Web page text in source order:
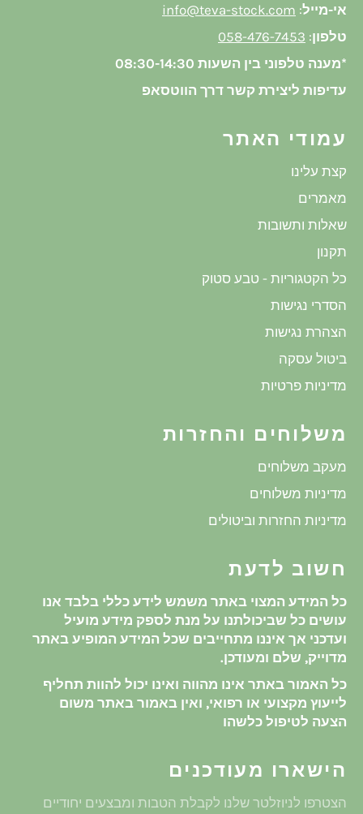
אי-מייל:
info@teva-stock.com
טלפון:
058-476-7453
*מענה טלפוני בין השעות 08:30-14:30
עדיפות ליצירת קשר דרך הווטסאפ
עמודי האתר
קצת עלינו
מאמרים
שאלות ותשובות
תקנון
כל הקטגוריות - טבע סטוק
הסדרי נגישות
הצהרת נגישות
ביטול עסקה
מדיניות פרטיות
משלוחים והחזרות
מעקב משלוחים
מדיניות משלוחים
מדיניות החזרות וביטולים
חשוב לדעת
כל המידע המצוי באתר משמש לידע כללי בלבד אנו
עושים כל שביכולתנו על מנת לספק מידע מועיל
ועדכני אך איננו מתחייבים שכל המידע המופיע באתר
מדוייק, שלם ומעודכן.
כל האמור באתר אינו מהווה ואינו יכול להוות תחליף
לייעוץ מקצועי או רפואי, ואין באמור באתר משום
הצעה לטיפול כלשהו
הישארו מעודכנים
הצטרפו לניוזלטר שלנו לקבלת הטבות ומבצעים יחודיים